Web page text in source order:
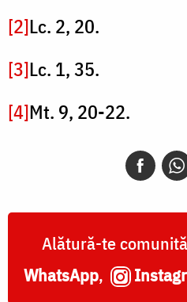
[2]Lc. 2, 20.
[3]Lc. 1, 35.
[4]Mt. 9, 20-22.
Alătură-te
WhatsApp,